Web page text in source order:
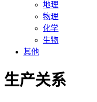
地理
物理
化学
生物
其他
生产关系